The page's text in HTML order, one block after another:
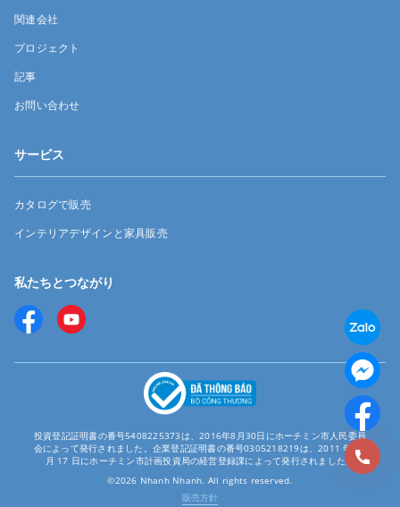
関連会社
プロジェクト
記事
お問い合わせ
サービス
カタログで販売
インテリアデザインと家具販売
私たちとつながり
投資登記証明書の番号5408225373は、2016年8月30日にホーチミン市人民委員
会によって発行されました。企業登記証明書の番号0305218219は、2011 年 12
月 17 日にホーチミン市計画投資局の経営登録課によって発行されました。
©2026 Nhanh Nhanh. All rights reserved.
販売方針